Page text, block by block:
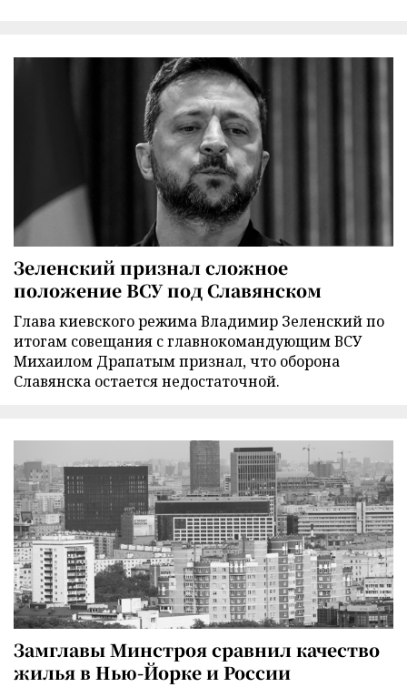
Зеленский признал сложное
положение ВСУ под Славянском
Глава киевского режима Владимир Зеленский по
итогам совещания с главнокомандующим ВСУ
Михаилом Драпатым признал, что оборона
Славянска остается недостаточной.
Замглавы Минстроя сравнил качество
жилья в Нью-Йорке и России